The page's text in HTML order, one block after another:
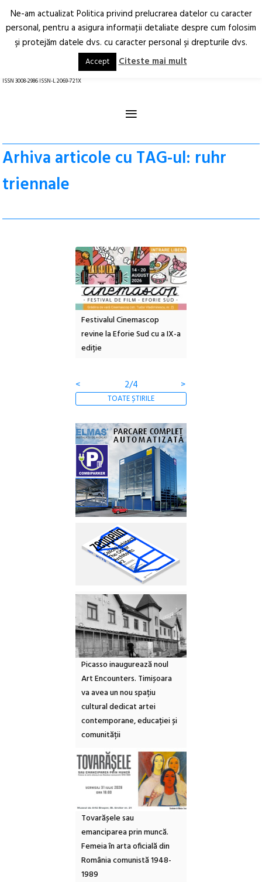
Arhitectură.
Oraș.
RO EN
ISSN 3008-2986 ISSN-L 2069-721X
≡
Arhiva articole cu TAG-ul: ruhr
triennale
Festivalul Cinemascop
revine la Eforie Sud cu a IX-a
ediție
<
2/4 >
TOATE ȘTIRILE
Picasso inaugurează noul
Art Encounters. Timișoara
va avea un nou spațiu
cultural dedicat artei
contemporane, educației și
comunității
Tovarășele sau
emanciparea prin muncă.
Femeia în arta oficială din
România comunistă 1948-
1989
Ne-am actualizat Politica privind prelucrarea datelor cu caracter
personal, pentru a asigura informaţii detaliate despre cum folosim
şi protejăm datele dvs. cu caracter personal şi drepturile dvs.
Accept Citeste mai mult